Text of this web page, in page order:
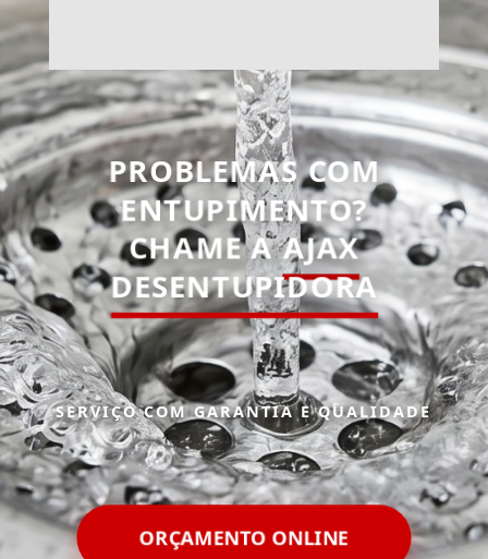
PROBLEMAS COM
ENTUPIMENTO?
CHAME AAJAX
DESENTUPIDORA
SERVIÇO COM GARANTIA E QUALIDADE
ORÇAMENTO ONLINE